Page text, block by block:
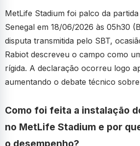
MetLife Stadium foi palco da
Senegal em 18/06/2026 às 05h30
disputa transmitida pelo SBT,
Rabiot descreveu o campo como
rígida. A declaração ocorreu logo
aumentando o debate técnico
Como foi feita a instalação
no MetLife Stadium e por
o desempenho?